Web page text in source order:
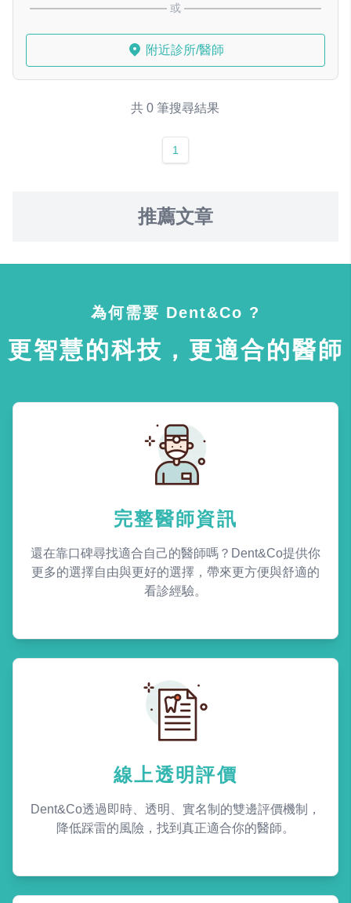
或
附近診所/醫師
共 0 筆搜尋結果
1
推薦文章
為何需要 Dent&Co ?
更智慧的科技，更適合的醫師
完整醫師資訊
還在靠口碑尋找適合自己的醫師嗎？Dent&Co提供你
更多的選擇自由與更好的選擇，帶來更方便與舒適的
看診經驗。
線上透明評價
Dent&Co透過即時、透明、實名制的雙邊評價機制，
降低踩雷的風險，找到真正適合你的醫師。